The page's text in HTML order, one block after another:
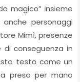
magico” insieme
personaggi
Mimì, presenze
conseguenza in
testo come un
preso per mano